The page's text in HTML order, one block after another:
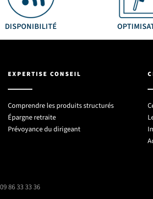
DISPONIBILITÉ
EXPERTISE CONSEIL
Comprendre les produits structurés
Épargne retraite
Prévoyance du dirigeant
86 33 33 36